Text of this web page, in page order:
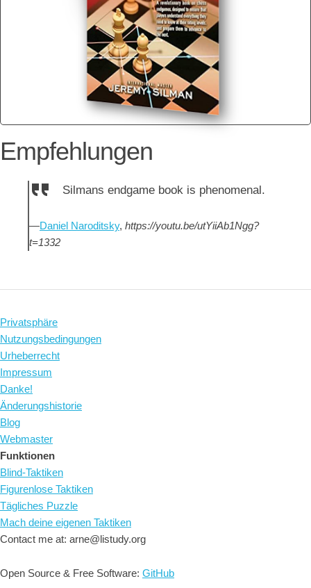
Empfehlungen
Silmans endgame book is phenomenal.
—Daniel Naroditsky, https://youtu.be/utYiiAb1Ngg?
t=1332
Privatsphäre
Nutzungsbedingungen
Urheberrecht
Impressum
Danke!
Änderungshistorie
Blog
Webmaster
Funktionen
Blind-Taktiken
Figurenlose Taktiken
Tägliches Puzzle
Mach deine eigenen Taktiken
Contact me at: arne@listudy.org
Open Source & Free Software: GitHub